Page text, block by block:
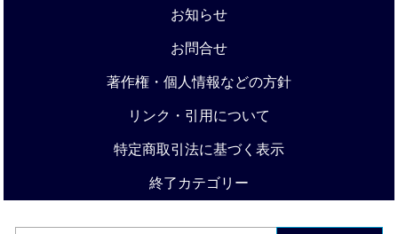
お知らせ
お問合せ
著作権・個人情報などの方針
リンク・引用について
特定商取引法に基づく表示
終了カテゴリー